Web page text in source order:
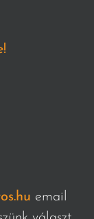
email